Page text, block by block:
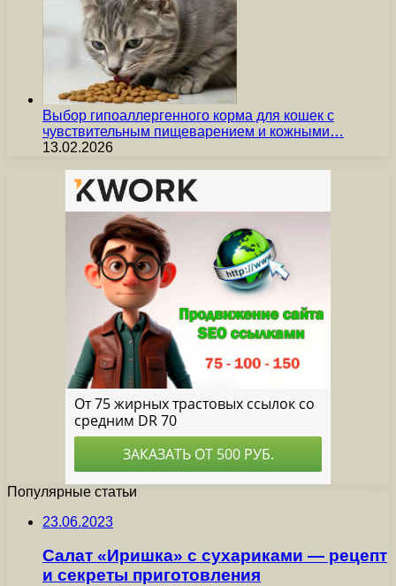
Выбор гипоаллергенного корма для кошек с
чувствительным пищеварением и кожными…
13.02.2026
Популярные статьи
23.06.2023
Салат «Иришка» с сухариками — рецепт
и секреты приготовления